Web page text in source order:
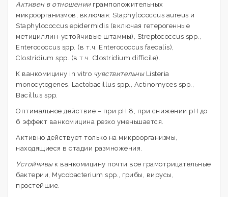
Активен в отношенииграмположительных
микроорганизмов, включая: Staphylococcus aureus и
Staphylococcus epidermidis (включая гетерогенные
метициллин-устойчивые штаммы), Streptococcus spp.,
Enterococcus spp. (в т.ч. Enterococcus faecalis),
Clostridium spp. (в т.ч. Clostridium difficile).
К ванкомицину in vitro чувствительныListeria
monocytogenes, Lactobacillus spp., Actinomyces spp.,
Bacillus spp.
Оптимальное действие – при рН 8, при снижении рН до
6 эффект ванкомицина резко уменьшается.
Активно действует только на микроорганизмы,
находящиеся в стадии размножения.
Устойчивык ванкомицину почти все грамотрицательные
бактерии, Mycobacterium spp., грибы, вирусы,
простейшие.